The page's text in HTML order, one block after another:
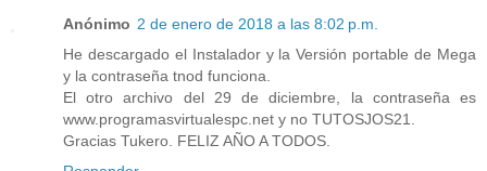
Anónimo 2 de enero de 2018 a las 8:02 p.m.
He descargado el Instalador y la Versión portable de Mega
y la contraseña tnod funciona.
El otro archivo del 29 de diciembre, la contraseña es
www.programasvirtualespc.net y no TUTOSJOS21.
Gracias Tukero. FELIZ AÑO A TODOS.